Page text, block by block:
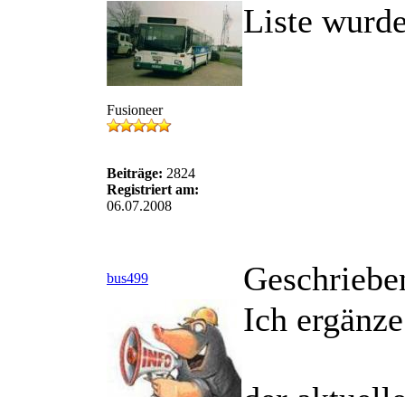
Fusioneer
Beiträge: 2824
Registriert am:
06.07.2008
Liste
bus499
Ich